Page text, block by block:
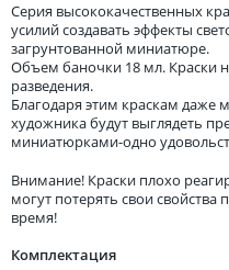
Серия высококачественных
усилий создавать эффекты
загрунтованной миниатюре.
Объем баночки 18 мл. Краски
разведения.
Благодаря этим краскам
художника будут выглядеть
миниатюрками-одно
Внимание! Краски плохо
могут потерять свои
время!
Комплектация